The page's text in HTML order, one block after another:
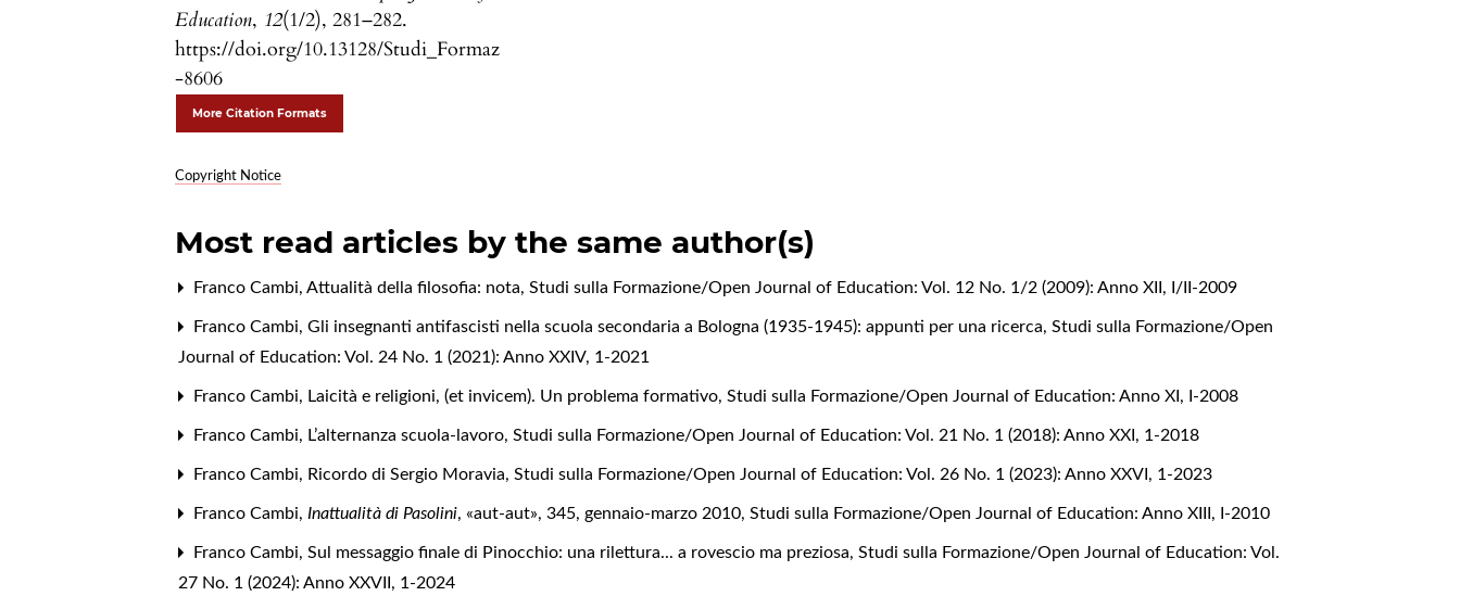
Education, 12(1/2), 281–282.
https://doi.org/10.13128/Studi_Formaz
-8606
More Citation Formats
Copyright Notice
Most read articles by the same author(s)
Franco Cambi,Attualità della filosofia: nota,Studi sulla Formazione/Open Journal of Education: Vol. 12 No. 1/2 (2009): Anno XII, I/II-2009
Franco Cambi,Gli insegnanti antifascisti nella scuola secondaria a Bologna (1935-1945): appunti per una ricerca,Studi sulla Formazione/Open
Journal of Education: Vol. 24 No. 1 (2021): Anno XXIV, 1-2021
Franco Cambi, Laicità e religioni, (et invicem). Un problema formativo,Studi sulla Formazione/Open Journal of Education: Anno XI, I-2008
Franco Cambi, L’alternanza scuola-lavoro,Studi sulla Formazione/Open Journal of Education: Vol. 21 No. 1 (2018): Anno XXI, 1-2018
Franco Cambi, Ricordo di Sergio Moravia,Studi sulla Formazione/Open Journal of Education: Vol. 26 No. 1 (2023): Anno XXVI, 1-2023
Franco Cambi,Inattualità di Pasolini, «aut-aut», 345, gennaio-marzo 2010,Studi sulla Formazione/Open Journal of Education: Anno XIII, I-2010
Franco Cambi,Sul messaggio finale di Pinocchio: una rilettura... a rovescio ma preziosa,Studi sulla Formazione/Open Journal of Education: Vol.
27 No. 1 (2024): Anno XXVII, 1-2024